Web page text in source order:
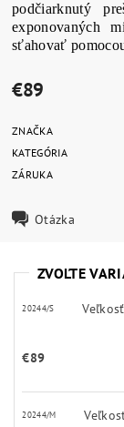
podčiarknutý
exponovaných
sťahovať
€89
ZNAČKA
KATEGÓRIA
ZÁRUKA
Otázka
ZVOĽTE
20244/S
€89
20244/M